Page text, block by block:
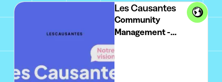
Les Causantes
Community
Management -